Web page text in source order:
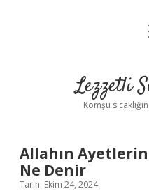
Lezzetli
Komşu
Allahın
Ne Denir
Tarih: Ekim 24, 2024